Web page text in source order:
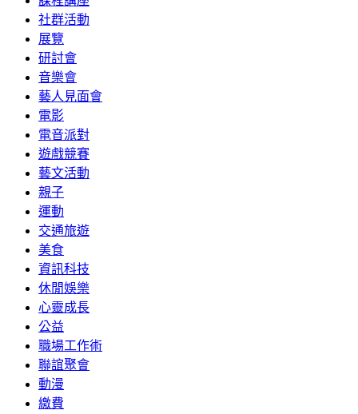
社群活動
展覽
研討會
音樂會
藝人見面會
電影
電音派對
遊戲競賽
藝文活動
親子
運動
交通旅遊
美食
資訊科技
休閒娛樂
心靈成長
公益
職場工作術
聯誼聚會
動漫
繳費